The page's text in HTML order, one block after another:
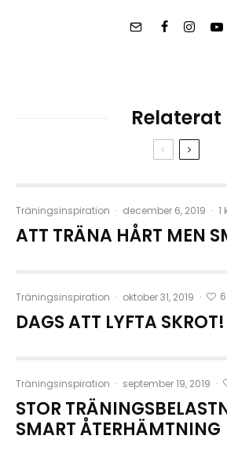
Relaterat
Träningsinspiration · december 6, 2019 · 1
ATT TRÄNA HÅRT MEN
Träningsinspiration · oktober 31, 2019 · 6
DAGS ATT LYFTA SKROT!
Träningsinspiration · september 19, 2019 ·
STOR
SMART ÅTERHÄMTNING